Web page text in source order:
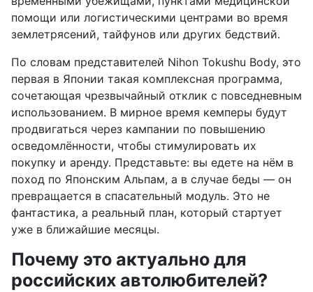
помощи или логистическими центрами во время
землетрясений, тайфунов или других бедствий.
По словам представителей Nihon Tokushu Body, это
первая в Японии такая комплексная программа,
сочетающая чрезвычайный отклик с повседневным
использованием. В мирное время кемперы будут
продвигаться через кампании по повышению
осведомлённости, чтобы стимулировать их
покупку и аренду. Представьте: вы едете на нём в
поход по Японским Альпам, а в случае беды — он
превращается в спасательный модуль. Это не
фантастика, а реальный план, который стартует
уже в ближайшие месяцы.
Почему это актуально для
российских автолюбителей?